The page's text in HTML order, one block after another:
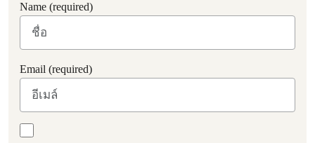
Name (required)
Email (required)